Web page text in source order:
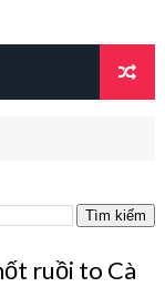
ruồi to Cà